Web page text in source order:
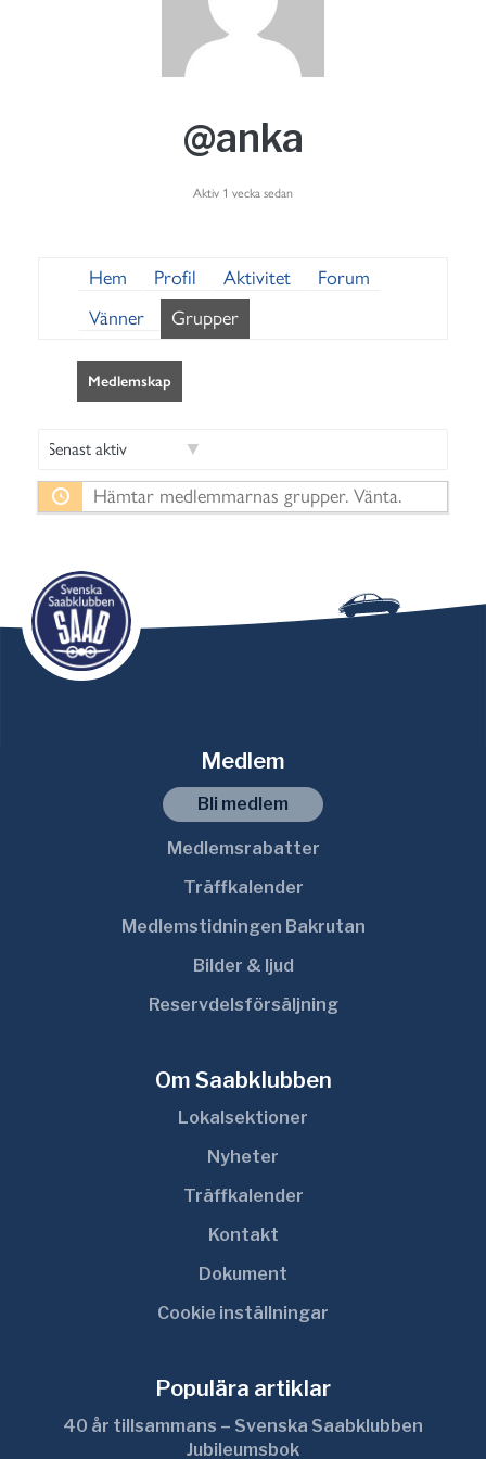
@anka
Aktiv 1 vecka sedan
Hem Profil Aktivitet
Forum
Vänner
Grupper
Medlemskap
e
r
a
Hämtar medlemmarnas grupper. Vänta.
Medlem
Bli medlem
Medlemsrabatter
Träffkalender
Medlemstidningen Bakrutan
Bilder & ljud
Reservdelsförsäljning
Om Saabklubben
Lokalsektioner
Nyheter
Träffkalender
Kontakt
Dokument
Cookie inställningar
Populära artiklar
40 år tillsammans – Svenska Saabklubben
Jubileumsbok